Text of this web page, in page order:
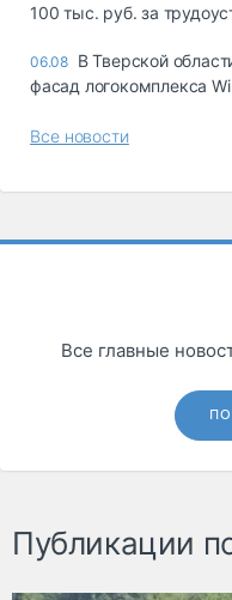
100 тыс. руб. за
06.08 В Тверской
фасад логокомплекса
Все новости
Все главные
Публикации